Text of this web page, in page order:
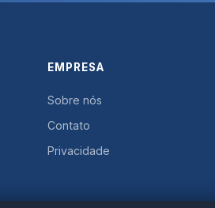
EMPRESA
Sobre nós
Contato
Privacidade